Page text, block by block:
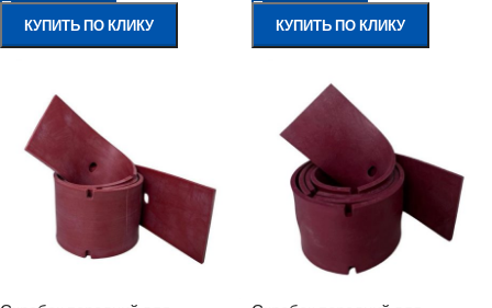
КУПИТЬ ПО КЛИКУ КУПИТЬ ПО КЛИКУ